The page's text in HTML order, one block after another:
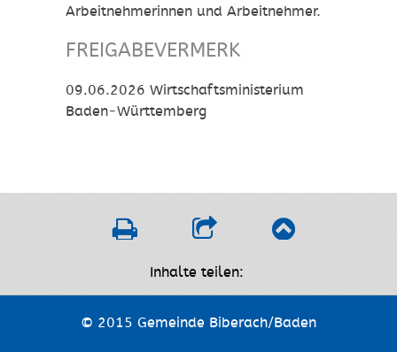
Arbeitnehmerinnen und Arbeitnehmer.
FREIGABEVERMERK
09.06.2026 Wirtschaftsministerium
Baden-Württemberg
Inhalte teilen:
© 2015 Gemeinde Biberach/Baden